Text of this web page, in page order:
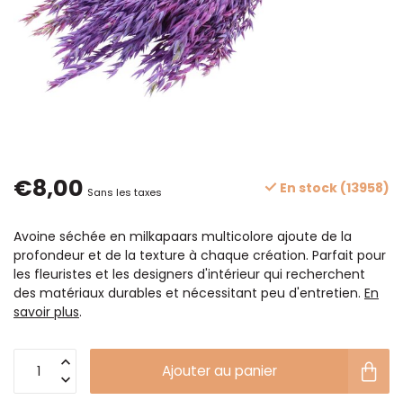
€8,00 Sans les taxes En stock (13958)
Avoine séchée en milkapaars multicolore ajoute de la
profondeur et de la texture à chaque création. Parfait pour
les fleuristes et les designers d'intérieur qui recherchent
des matériaux durables et nécessitant peu d'entretien. En
savoir plus.
Ajouter au panier